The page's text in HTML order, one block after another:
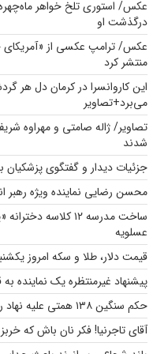
عکس/ استوری تلخ خواهر
درگذشت او
عکس/ ترامپ عکسی از «آمریکای
منتشر کرد
این کاروانسرا در کرمان دل هر
می‌برد+تصاویر
تصاویر/ ژاله صامتی و مهراوه
شدند
جزئیات دیدار و گفتگوی پزشکیان
محسن رضایی نماینده ویژه رهبر
ساخت مدرسه ۱۲ کلاسه
عسلویه
قیمت دلار، طلا و سکه امروز یکشنبه ۱۸ مرداد
پیشنهاد غیرمنتظره یک نماینده به
حکم سنگین ۱۳۸ همتی علیه نهاد ریاست‌جمهوری!
آقای تاجرنیا! فکر نان باش که